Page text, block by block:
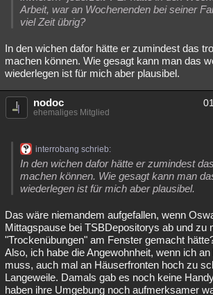
Arbeit, war an Wochenenden bei seiner
viel Zeit übrig?
In den wichen dafor hätte er zumindest das
machen können. Wie gesagt kann man das
wiederlegen ist für mich aber plausibel.
nodoc
ehemaliges Mitglied
interrobang schrieb:
In den wichen dafor hätte er zumindest
machen können. Wie gesagt kann man
wiederlegen ist für mich aber plausibel.
Das wäre niemandem aufgefallen, wenn
Mittagspause bei TSBDepositorys ab und zu
"Trockenübungen" am Fenster gemacht
Also, ich habe die Angewohnheit, wenn ich
muss, auch mal an Häuserfronten hoch zu
Langeweile. Damals gab es noch keine
haben ihre Umgebung noch aufmerksamer